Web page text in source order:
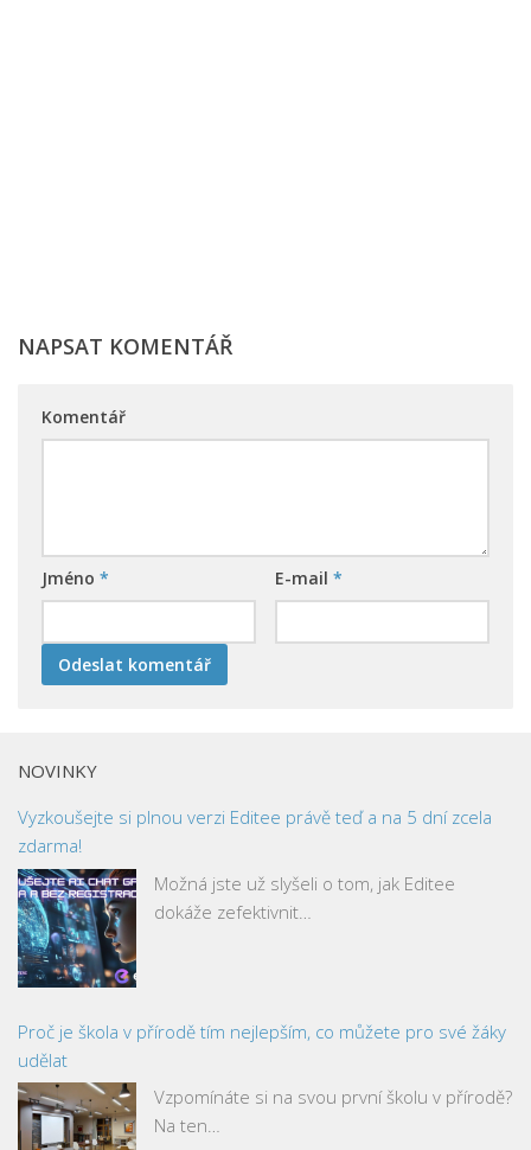
NAPSAT KOMENTÁŘ
Komentář
Jméno * E-mail *
NOVINKY
Vyzkoušejte si plnou verzi Editee právě teď a na 5 dní zcela
zdarma!
Možná jste už slyšeli o tom, jak Editee
dokáže zefektivnit…
Proč je škola v přírodě tím nejlepším, co můžete pro své žáky
udělat
Vzpomínáte si na svou první školu v přírodě?
Na ten…